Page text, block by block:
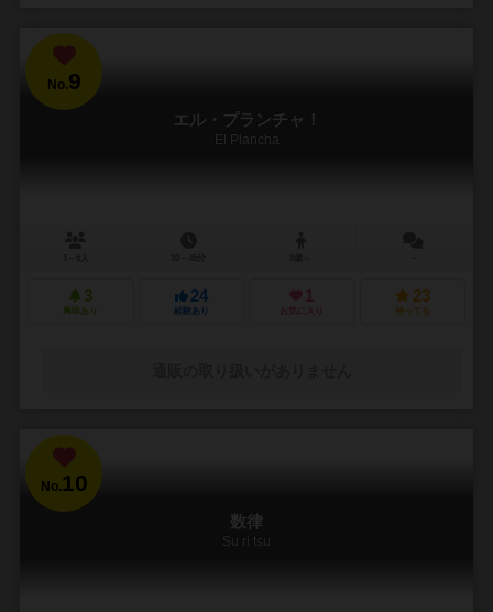
No.9
エル・プランチャ！
El Plancha
3
興味あり
24
経験あり
1
お気に入り
23
持ってる
No. 10
数律
Su ri tsu